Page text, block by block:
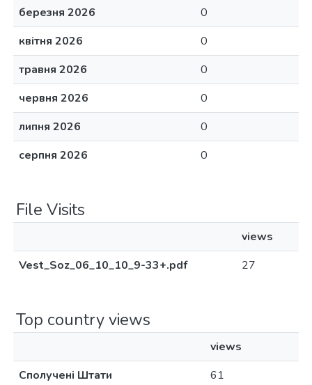
березня 2026
0
квітня 2026
0
травня 2026
0
червня 2026
0
липня 2026
0
серпня 2026
0
File Visits
views
Vest_Soz_06_10_10_9-33+.pdf
27
Top country views
views
Сполучені Штати
61